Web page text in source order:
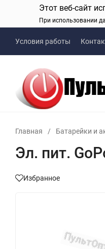
Этот веб-сайт
При использовании
Условия работы
Главная / Батарейки и
Эл. пит.
Избранное